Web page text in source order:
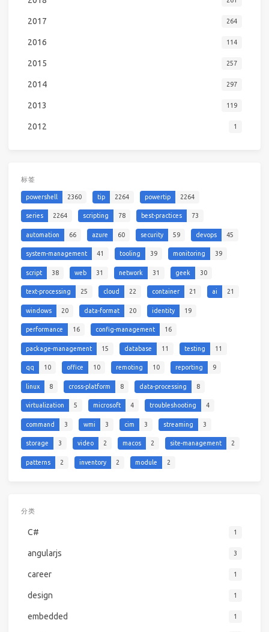
2017 264
2016 114
2015 257
2014 297
2013 119
2012 1
标签
powershell 2360 tip 2264 powertip 2264
series 2264 scripting 78 best-practices 73
automation 66 azure 60 security 59 devops 45
system-management 41 tooling 39 monitoring 39
script 38 web 31 network 31 geek 30
text-processing 25 cloud 22 container 21 ai 21
windows 20 data-format 20 identity 19
performance 16 config-management 16
package-management 15 database 11 testing 11
qq 10 office 10 remoting 10 reporting 9
linux 8 cross-platform 8 data-processing 8
virtualization 5 microsoft 4 troubleshooting 4
command 3 wmi 3 cim 3 streaming 3
storage 3 video 2 macos 2 site-management 2
patterns 2 inventory 2 module 2
分类
C# 1
angularjs 3
career 1
design 1
embedded 1